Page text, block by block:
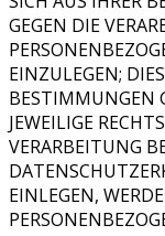
GEGEN DIE
EINZULEGEN;
BESTIMMUNGEN
JEWEILIGE
VERARBEITUNG
EINLEGEN,